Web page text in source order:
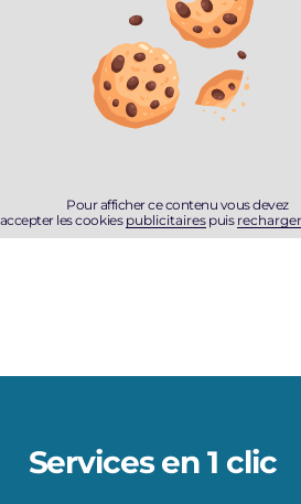
Pour afficher ce contenu vous devez
accepter les cookies publicitairespuis
Services en 1 clic